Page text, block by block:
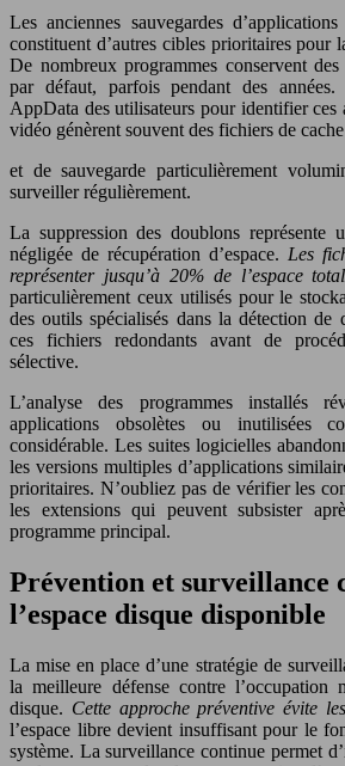
Les anciennes sauvegardes
constituent d’autres cibles prioritaires pour
De nombreux programmes conservent
par défaut, parfois pendant des années.
AppData des utilisateurs pour identifier ces
vidéo génèrent souvent des fichiers de cache
et de sauvegarde particulièrement
surveiller régulièrement.
La suppression des doublons représente
négligée de récupération d’espace. Les
représenter jusqu’à 20% de l’espace total
particulièrement ceux utilisés pour le
des outils spécialisés dans la détection de
ces fichiers redondants avant de
sélective.
L’analyse des programmes installés
applications obsolètes ou inutilisées
considérable. Les suites logicielles
les versions multiples d’applications
prioritaires. N’oubliez pas de vérifier les
les extensions qui peuvent subsister
programme principal.
Prévention et surveillance
l’espace disque disponible
La mise en place d’une stratégie de
la meilleure défense contre l’occupation
disque. Cette approche préventive évite
l’espace libre devient insuffisant pour le
système. La surveillance continue permet